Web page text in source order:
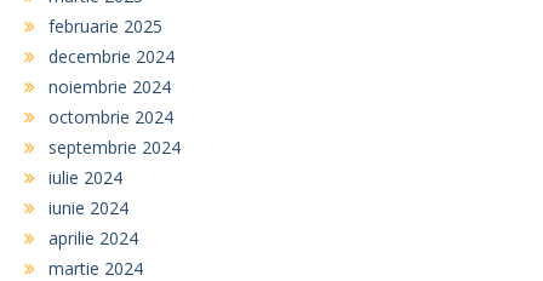
februarie 2025
decembrie 2024
noiembrie 2024
octombrie 2024
septembrie 2024
iulie 2024
iunie 2024
aprilie 2024
martie 2024